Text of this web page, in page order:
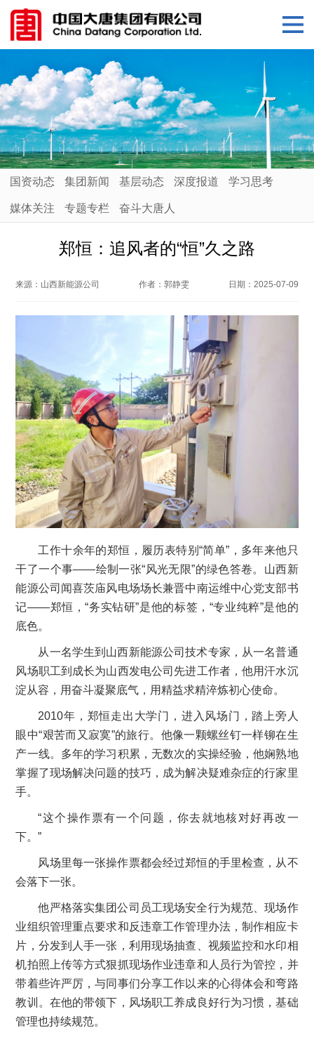
国资动态 集团新闻 基层动态 深度报道 学习思考
媒体关注 专题专栏 奋斗大唐人
郑恒：追风者的“恒”久之路
来源： 山西新能源公司 作者： 郭静雯 日期： 2025-07-09
工作十余年的郑恒，履历表特别“简单”，多年来他只
干了一个事——绘制一张“风光无限”的绿色答卷。山西新
能源公司闻喜茨庙风电场场长兼晋中南运维中心党支部书
记——郑恒，“务实钻研”是他的标签，“专业纯粹”是他的
底色。
从一名学生到山西新能源公司技术专家，从一名普通
风场职工到成长为山西发电公司先进工作者，他用汗水沉
淀从容，用奋斗凝聚底气，用精益求精淬炼初心使命。
2010年，郑恒走出大学门，进入风场门，踏上旁人
眼中“艰苦而又寂寞”的旅行。他像一颗螺丝钉一样铆在生
产一线。多年的学习积累，无数次的实操经验，他娴熟地
掌握了现场解决问题的技巧，成为解决疑难杂症的行家里
手。
“这个操作票有一个问题，你去就地核对好再改一
下。”
风场里每一张操作票都会经过郑恒的手里检查，从不
会落下一张。
他严格落实集团公司员工现场安全行为规范、现场作
业组织管理重点要求和反违章工作管理办法，制作相应卡
片，分发到人手一张，利用现场抽查、视频监控和水印相
机拍照上传等方式狠抓现场作业违章和人员行为管控，并
带着些许严厉，与同事们分享工作以来的心得体会和弯路
教训。在他的带领下，风场职工养成良好行为习惯，基础
管理也持续规范。